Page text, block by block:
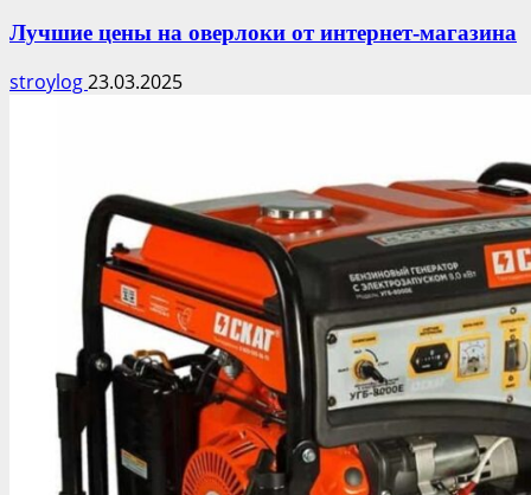
Лучшие цены на оверлоки от интернет-магазина
stroylog23.03.2025